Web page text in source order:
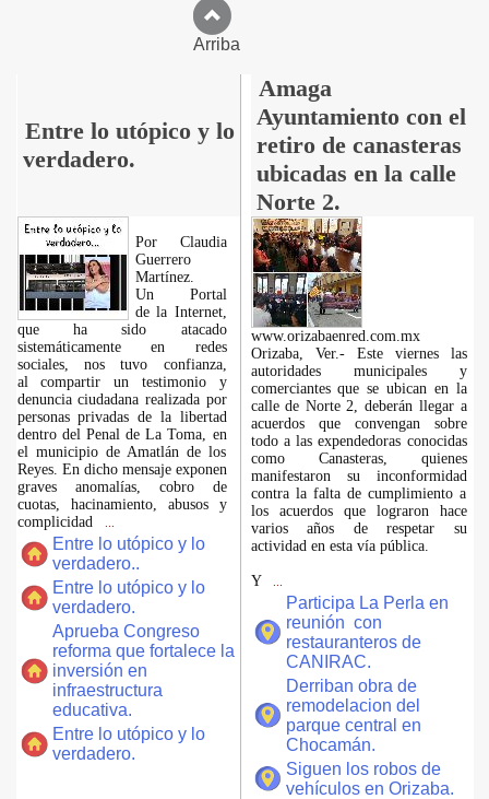
Arriba
Entre lo utópico y lo
verdadero.
Amaga
Ayuntamiento con el
retiro de canasteras
ubicadas en la calle
Norte 2.
Por Claudia
Guerrero
Martínez.
​Un Portal
de la Internet,
que ha sido atacado
sistemáticamente en redes
sociales, nos tuvo confianza,
al compartir un testimonio y
denuncia ciudadana realizada por
personas privadas de la libertad
dentro del Penal de La Toma, en
el municipio de Amatlán de los
Reyes. En dicho mensaje exponen
graves anomalías, cobro de
cuotas, hacinamiento, abusos y
complicidad
Entre lo utópico y lo
verdadero..
Entre lo utópico y lo
verdadero.
Aprueba Congreso
reforma que fortalece la
inversión en
infraestructura
educativa.
Entre lo utópico y lo
verdadero.
www.orizabaenred.com.mx
Orizaba, Ver.- Este viernes las
autoridades municipales y
comerciantes que se ubican en la
calle de Norte 2, deberán llegar a
acuerdos que convengan sobre
todo a las expendedoras conocidas
como Canasteras, quienes
manifestaron su inconformidad
contra la falta de cumplimiento a
los acuerdos que lograron hace
varios años de respetar su
actividad en esta vía pública.
Y
Participa La Perla en
reunión con
restauranteros de
CANIRAC.
Derriban obra de
remodelacion del
parque central en
Chocamán.
Siguen los robos de
vehículos en Orizaba.